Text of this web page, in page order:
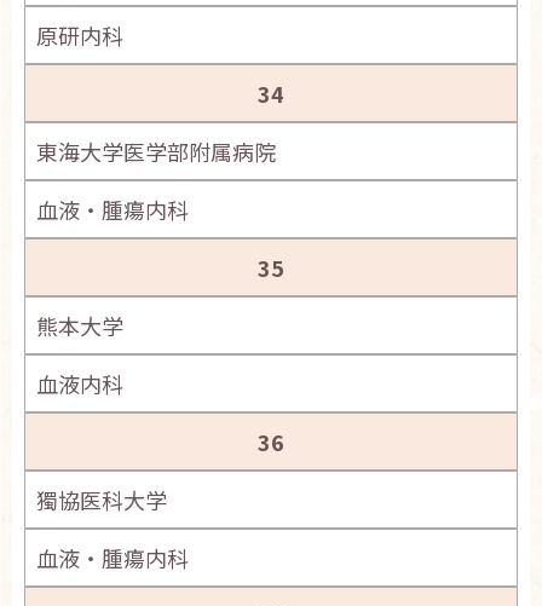
原研内科
34
東海大学医学部附属病院
血液・腫瘍内科
35
熊本大学
血液内科
36
獨協医科大学
血液・腫瘍内科